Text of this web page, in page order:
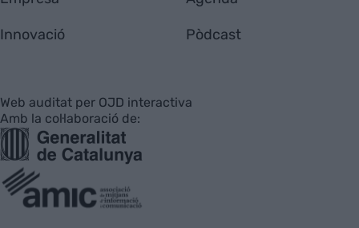
Innovació Pòdcast
Web auditat per OJD interactiva
Amb la col·laboració de: